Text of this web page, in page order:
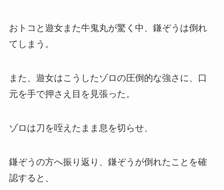
おトコと遊女また牛鬼丸が驚く中、鎌ぞうは倒れ
てしまう。
また、遊女はこうしたゾロの圧倒的な強さに、口
元を手で押さえ目を見張った。
ゾロは刀を咥えたまま息を切らせ、
鎌ぞうの方へ振り返り、鎌ぞうが倒れたことを確
認すると、